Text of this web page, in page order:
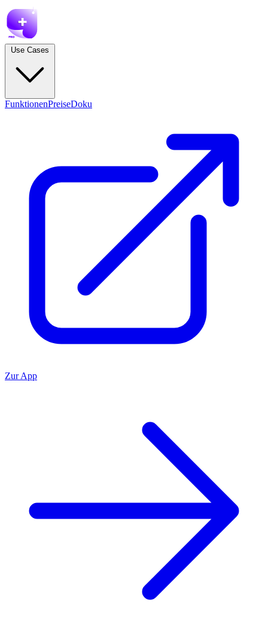
FunktionenPreiseDoku
Zur App